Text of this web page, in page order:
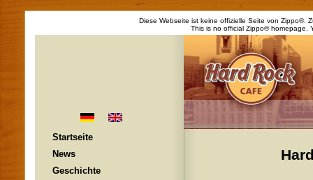
Diese Webseite ist keine offizielle Seite von Zippo®.
This is no official Zippo® homepage.
Startseite
News
Geschichte